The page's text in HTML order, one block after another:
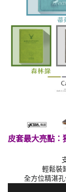
皮套最大亮點：
輕鬆裝
全方位精湛